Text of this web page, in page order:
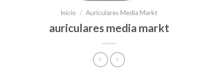
Inicio / Auriculares Media Markt
auriculares media markt